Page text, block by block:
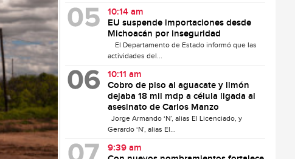
10:14 am
EU suspende importaciones desde
Michoacán por inseguridad
El Departamento de Estado informó que las
actividades del...
10:11 am
Cobro de piso al aguacate y limón
dejaba 18 mil mdp a célula ligada al
asesinato de Carlos Manzo
Jorge Armando ‘N’, alias El Licenciado, y
Gerardo ‘N’, alias El...
9:39 am